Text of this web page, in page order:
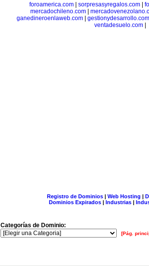
foroamerica.com
sorpresasyregalos.com
mercadochileno.com
ganedineroenlaweb.com
gestionydesarrollo.com
ventadesuelo.com
Registro de Dominios| Web Hosting |
Dominios Expirados | Industrias |
Categorías de Dominio:
[Pág.